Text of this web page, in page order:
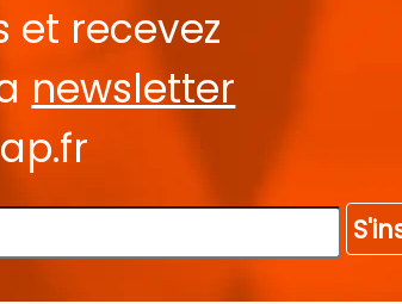
et recevez
newsletter